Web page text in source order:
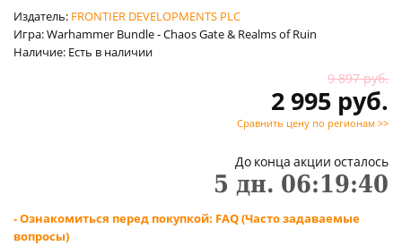
Издатель: FRONTIER DEVELOPMENTS PLC
Игра: Warhammer Bundle - Chaos Gate & Realms of Ruin
Наличие: Есть в наличии
9 897 руб.
2 995 руб.
Сравнить цену по регионам >>
До конца акции осталось
5 дн. 06:19:39
- Ознакомиться перед покупкой: FAQ (Часто задаваемые
вопросы)